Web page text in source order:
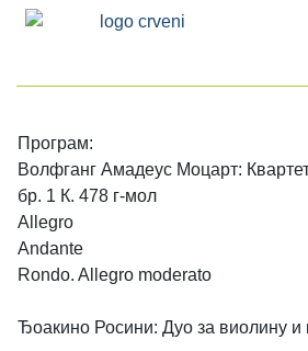
Програм:
Волфганг Амадеус Моцарт:
бр. 1 К. 478 г-мол
Allegro
Andante
Rondo. Allegro moderato
Ђоакино Росини: Дуо за виолину и